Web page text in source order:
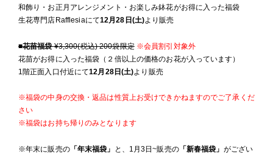
和飾り・お正月アレンジメント・お楽しみ鉢花がお得に入った福袋
生花専門店Rafflesiaにて12月28日(土)より販売
■花苗福袋¥3,300(税込) 200袋限定 ※会員割引対象外
花苗がお得に入った福袋（２倍以上の価格のお花が入っています）
1階正面入口付近にて12月28日(土)より販売
※福袋の中身の交換・返品は性質上お受けできかねますのでご了承くだ
さい
※福袋はお持ち帰りのみとなります
※年末に販売の「年末福袋」 と、1月3日~販売の「新春福袋」 がござい